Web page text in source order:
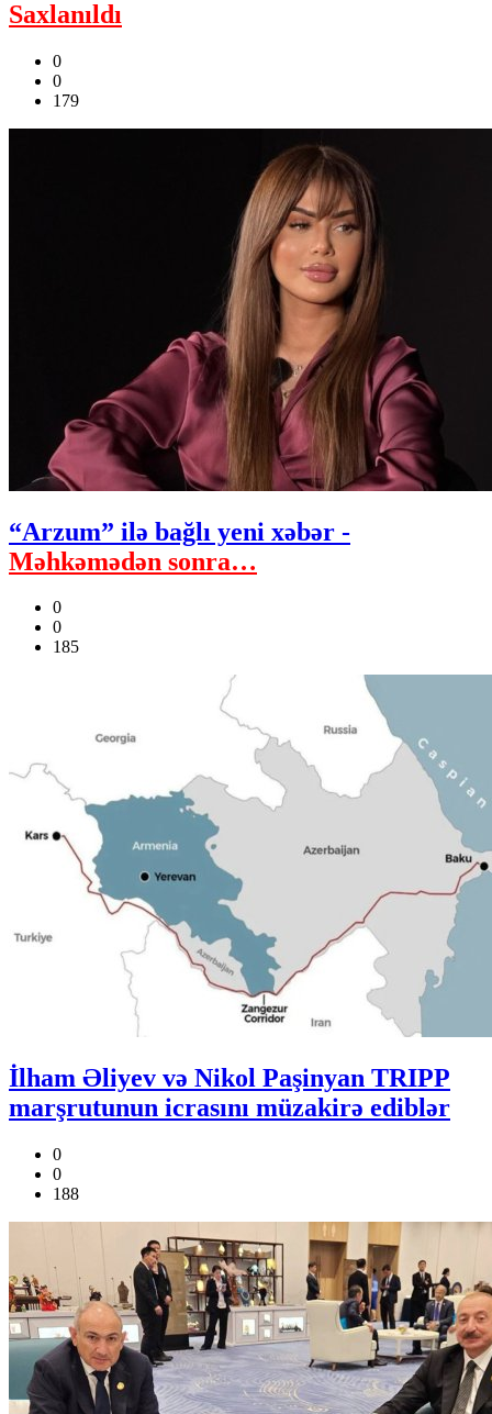
Saxlanıldı
0
0
179
“Arzum” ilə bağlı yeni xəbər -
Məhkəmədən sonra…
0
0
185
İlham Əliyev və Nikol Paşinyan TRIPP
marşrutunun icrasını müzakirə ediblər
0
0
188